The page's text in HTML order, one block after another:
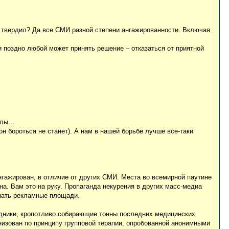
Да все СМИ разной степени ангажированности. Включая
любой может принять решение – отказаться от приятной
бороться не станет). А нам в нашей борьбе лучше все-таки
в отличие от других СМИ. Места во всемирной паутине
Вам это на руку. Пропаганда некурения в других масс-медиа
рекламные площади.
кропотливо собирающие тонны последних медицинских
по принципу групповой терапии, опробованной анонимными